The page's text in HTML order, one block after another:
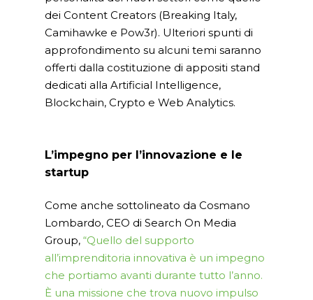
dei Content Creators (Breaking Italy,
Camihawke e Pow3r). Ulteriori spunti di
approfondimento su alcuni temi saranno
offerti dalla costituzione di appositi stand
dedicati alla Artificial Intelligence,
Blockchain, Crypto e Web Analytics.
L’impegno per l’innovazione e le
startup
Come anche sottolineato da Cosmano
Lombardo, CEO di Search On Media
Group, “Quello del supporto
all’imprenditoria innovativa è un impegno
che portiamo avanti durante tutto l’anno.
È una missione che trova nuovo impulso